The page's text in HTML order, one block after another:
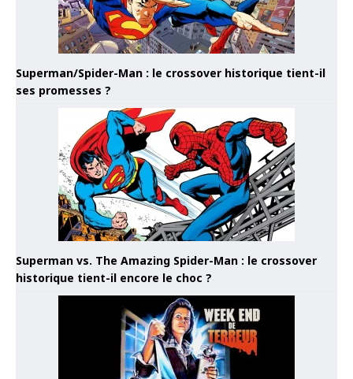
Superman/Spider-Man : le crossover historique tient-il
ses promesses ?
Superman vs. The Amazing Spider-Man : le crossover
historique tient-il encore le choc ?